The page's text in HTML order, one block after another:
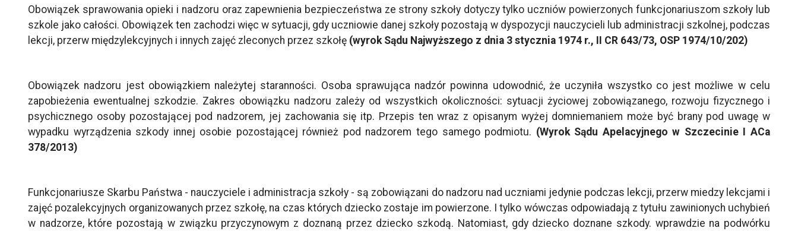
Obowiązek sprawowania opieki i nadzoru oraz zapewnienia bezpieczeństwa ze strony szkoły dotyczy tylko uczniów powierzonych funkcjonariuszom szkoły lub
szkole jako całości. Obowiązek ten zachodzi więc w sytuacji, gdy uczniowie danej szkoły pozostają w dyspozycji nauczycieli lub administracji szkolnej, podczas
lekcji, przerw międzylekcyjnych i innych zajęć zleconych przez szkołę (wyrok Sądu Najwyższego z dnia 3 stycznia 1974 r., II CR 643/73, OSP 1974/10/202)
Obowiązek nadzoru jest obowiązkiem należytej staranności. Osoba sprawująca nadzór powinna udowodnić, że uczyniła wszystko co jest możliwe w celu
zapobieżenia ewentualnej szkodzie. Zakres obowiązku nadzoru zależy od wszystkich okoliczności: sytuacji życiowej zobowiązanego, rozwoju fizycznego i
psychicznego osoby pozostającej pod nadzorem, jej zachowania się itp. Przepis ten wraz z opisanym wyżej domniemaniem może być brany pod uwagę w
wypadku wyrządzenia szkody innej osobie pozostającej również pod nadzorem tego samego podmiotu. (Wyrok Sądu Apelacyjnego w Szczecinie I ACa
378/2013)
Funkcjonariusze Skarbu Państwa - nauczyciele i administracja szkoły - są zobowiązani do nadzoru nad uczniami jedynie podczas lekcji, przerw miedzy lekcjami i
zajęć pozalekcyjnych organizowanych przez szkołę, na czas których dziecko zostaje im powierzone. I tylko wówczas odpowiadają z tytułu zawinionych uchybień
w nadzorze, które pozostają w związku przyczynowym z doznaną przez dziecko szkodą. Natomiast, gdy dziecko doznane szkody. wprawdzie na podwórku